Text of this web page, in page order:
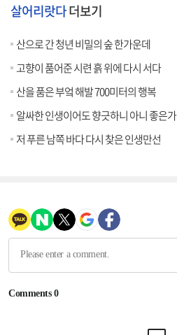
살어리랏다더보기
산으로 간 청년 비밀의 숲 한가운데
고향이 품어준 시련 흙 위에 다시 서다
산을 품은 부엌 해발 700미터의 행복
알싸한 인생이어도 향긋하니 아니 좋은가
저 푸른 남쪽 바다 다시 찾은 인생만선